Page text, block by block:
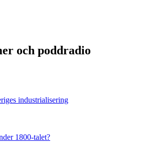
och poddradio
industrialisering
1800-talet?